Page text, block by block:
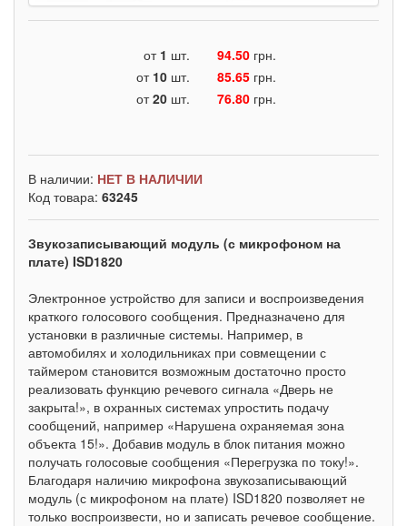
от 1 шт. 94.50 грн.
от 10 шт. 85.65 грн.
от20 шт. 76.80 грн.
В наличии: НЕТ В НАЛИЧИИ
Код товара: 63245
Звукозаписывающий модуль (с микрофоном на
плате) ISD1820
Электронное устройство для записи и воспроизведения
краткого голосового сообщения. Предназначено для
установки в различные системы. Например, в
автомобилях и холодильниках при совмещении с
таймером становится возможным достаточно просто
реализовать функцию речевого сигнала «Дверь не
закрыта!», в охранных системах упростить подачу
сообщений, например «Нарушена охраняемая зона
объекта 15!». Добавив модуль в блок питания можно
получать голосовые сообщения «Перегрузка по току!».
Благодаря наличию микрофона звукозаписывающий
модуль (с микрофоном на плате) ISD1820 позволяет не
только воспроизвести, но и записать речевое сообщение.